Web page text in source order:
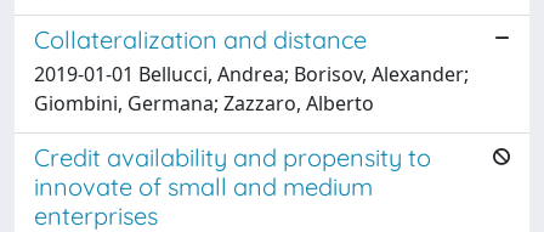
Collateralization and distance
2019-01-01 Bellucci, Andrea; Borisov, Alexander;
Giombini, Germana; Zazzaro, Alberto
Credit availability and propensity to
innovate of small and medium
enterprises